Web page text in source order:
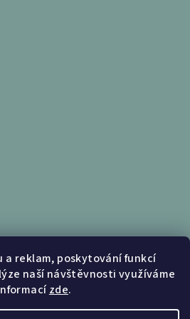
a reklam, poskytování funkcí
naší návštěvnosti využíváme
zde.